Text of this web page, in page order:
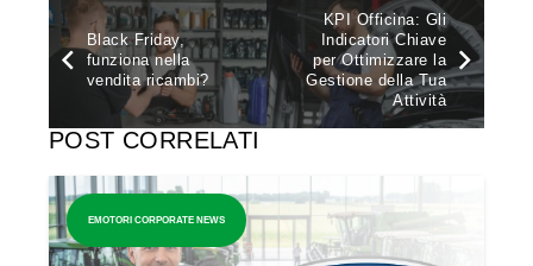
Black Friday,
funziona nella
vendita ricambi?
KPI Officina: Gli
Indicatori Chiave
per Ottimizzare la
Gestione della Tua
Attività
POST CORRELATI
EMOTORI CORPORATE NEWS